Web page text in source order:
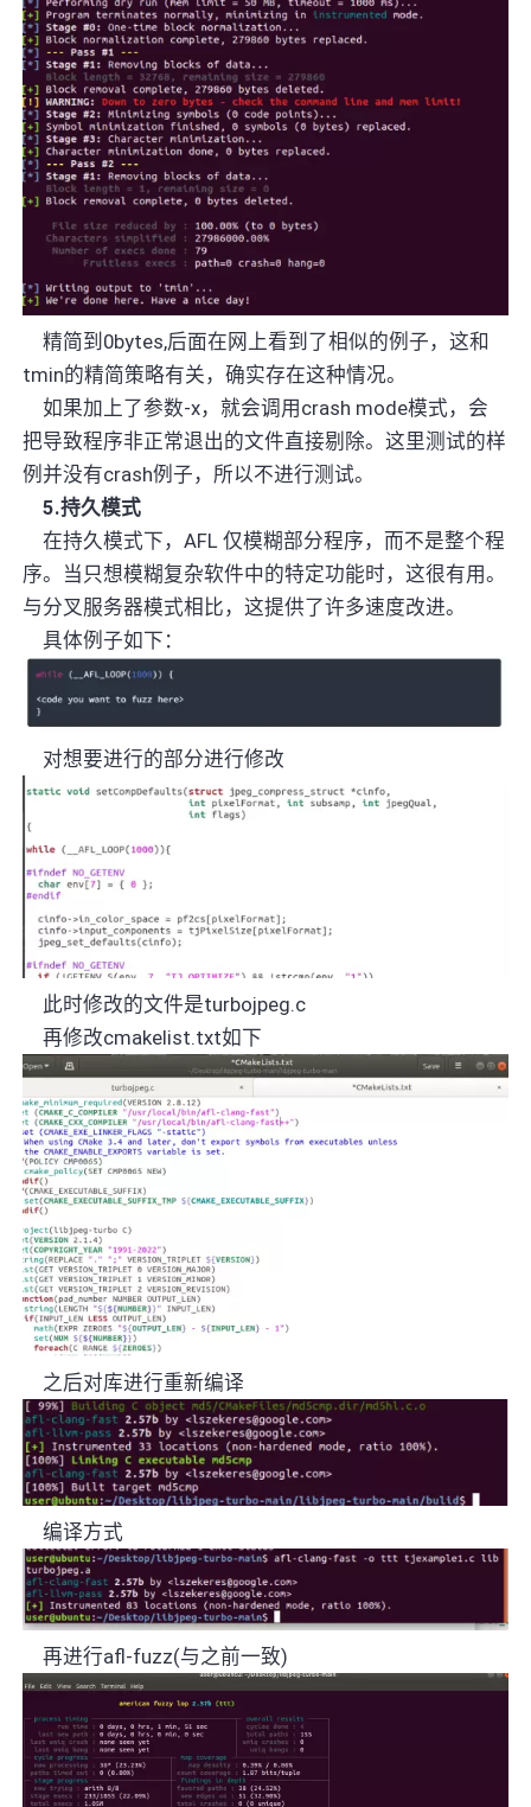
精简到 0bytes,后面在网上看到了相似的例子，这和
tmin的精简策略有关，确实存在这种情况。
如果加上了参数-x，就会调用 crash mode模式，会
把导致程序非正常退出的文件直接剔除。这里测试的样
例并没有crash例子，所以不进行测试。
5.持久模式
在持久模式下，AFL仅模糊部分程序，而不是整个程
序。 当 只想模糊复杂软件中的特定功能时，这很有用。
与分叉服务器模式相比，这提供了许多速度改进。
具体例子如下：
对想要进行的部分进行修改
此时修改的文件是turbojpeg.c
再修改cmakelist.txt如下
之后对库进行重新编译
编译方式
再进行afl-fuzz(与之前一致)